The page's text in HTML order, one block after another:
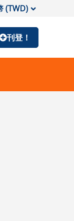
(TWD)
刊登！